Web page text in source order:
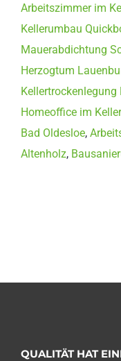
Arbeitszimmer im
Kellerumbau
Mauerabdichtung
Herzogtum
Homeoffice im
Bad Oldesloe,
Altenholz,
QUALITÄT HAT